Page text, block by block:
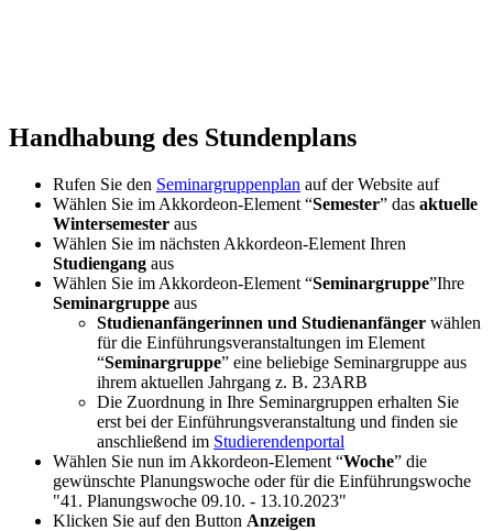
Handhabung des Stundenplans
Rufen Sie den Seminargruppenplan auf der Website auf
Wählen Sie im Akkordeon-Element
Semester das aktuelle
Wintersemester aus
Wählen Sie im nächsten Akkordeon-Element Ihren
Studiengang aus
Wählen Sie im Akkordeon-Element
Seminargruppe Ihre
Seminargruppe aus
Studienanfängerinnen und Studienanfänger wählen
für die Einführungsveranstaltungen im Element
Seminargruppe
eine beliebige Seminargruppe aus
ihrem aktuellen Jahrgang z. B. 23ARB
Die Zuordnung in Ihre Seminargruppen erhalten Sie
erst bei der Einführungsveranstaltung und finden sie
anschließend im Studierendenportal
Wählen Sie nun im Akkordeon-Element
Woche
die
gewünschte Planungswoche oder für die Einführungswoche
"41. Planungswoche 09.10. - 13.10.2023"
Klicken Sie auf den Button Anzeigen